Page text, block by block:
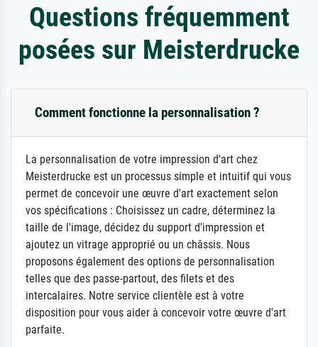
Questions fréquemment
posées sur Meisterdrucke
Comment fonctionne la personnalisation ?
La personnalisation de votre impression d'art chez
Meisterdrucke est un processus simple et intuitif qui vous
permet de concevoir une œuvre d'art exactement selon
vos spécifications : Choisissez un cadre, déterminez la
taille de l'image, décidez du support d'impression et
ajoutez un vitrage approprié ou un châssis. Nous
proposons également des options de personnalisation
telles que des passe-partout, des filets et des
intercalaires. Notre service clientèle est à votre
disposition pour vous aider à concevoir votre œuvre d'art
parfaite.